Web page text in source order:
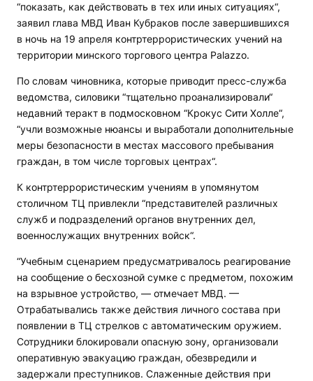
“показать, как действовать в тех или иных ситуациях“,
заявил глава МВД Иван Кубраков после завершившихся
в ночь на 19 апреля контртеррористических учений на
территории минского торгового центра Palazzo.
По словам чиновника, которые приводит пресс-служба
ведомства, силовики “тщательно проанализировали“
недавний теракт в подмосковном “Крокус Сити Холле“,
“учли возможные нюансы и выработали дополнительные
меры безопасности в местах массового пребывания
граждан, в том числе торговых центрах“.
К контртеррористическим учениям в упомянутом
столичном ТЦ привлекли “представителей различных
служб и подразделений органов внутренних дел,
военнослужащих внутренних войск“.
“Учебным сценарием предусматривалось реагирование
на сообщение о бесхозной сумке с предметом, похожим
на взрывное устройство, — отмечает МВД. —
Отрабатывались также действия личного состава при
появлении в ТЦ стрелков с автоматическим оружием.
Сотрудники блокировали опасную зону, организовали
оперативную эвакуацию граждан, обезвредили и
задержали преступников. Слаженные действия при